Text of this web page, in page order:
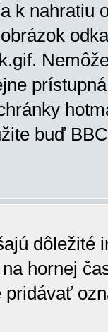
k nahratiu
buď
dôležité
hornej